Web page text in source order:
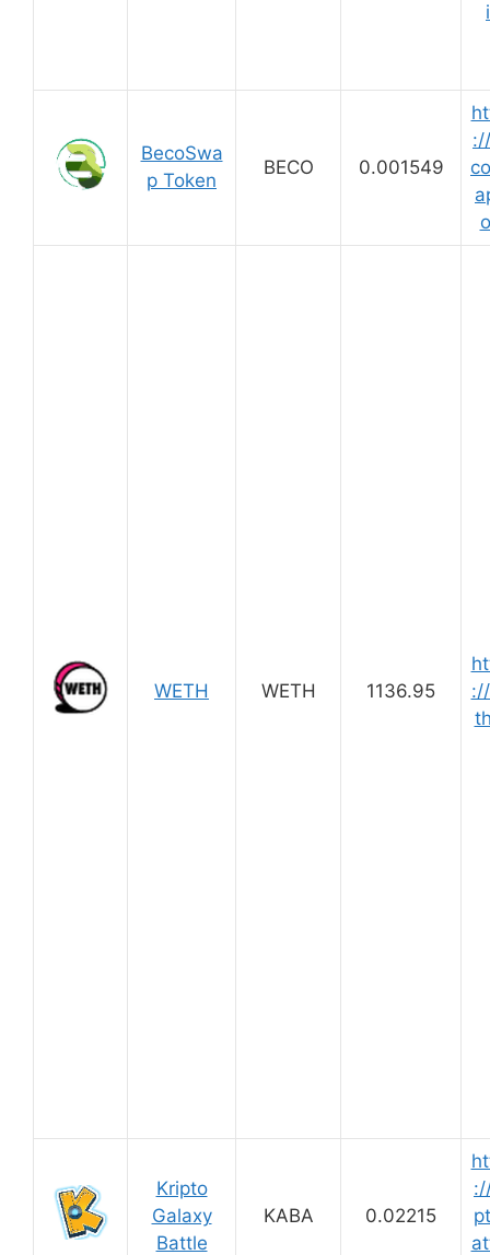
BecoSwa
p Token
BECO 0.001549
WETH WETH 1136.95
Kripto
Galaxy
Battle
KABA 0.02215